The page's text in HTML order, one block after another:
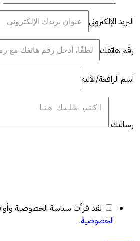
البريد الإلكتروني
رقم هاتفك
اسم الرافعة/الآلية
رسالتك
لقد قرأت سياسة الخصوصية
الخصوصية.